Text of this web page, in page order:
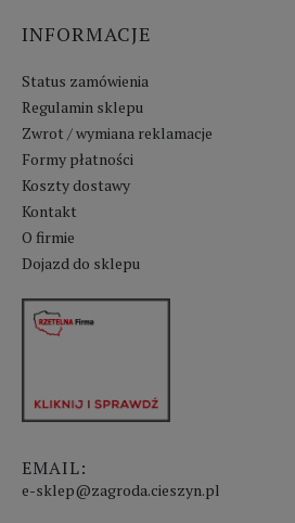
INFORMACJE
Status zamówienia
Regulamin sklepu
Zwrot / wymiana reklamacje
Formy płatności
Koszty dostawy
Kontakt
O firmie
Dojazd do sklepu
EMAIL:
e-sklep@zagroda.cieszyn.pl